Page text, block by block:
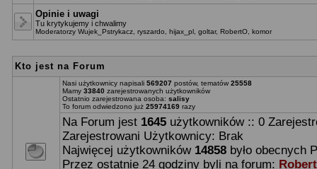
Opinie i uwagi
Tu krytykujemy i chwalimy
Moderatorzy Wujek_Pstrykacz ryszardo hijax_pl goltar, RobertO komor
Kto jest na Forum
Nasi użytkownicy napisali 569207 postów, tematów 25558
Mamy 33840 zarejestrowanych użytkowników
Ostatnio zarejestrowana osoba: salisy
To forum odwiedzono już 25974169 razy
Na Forum jest 1645 użytkowników :: 0
Zarejestrowani Użytkownicy: Brak
Najwięcej użytkowników 14858 było obecnych
Przez ostatnie 24 godziny byli na forum: